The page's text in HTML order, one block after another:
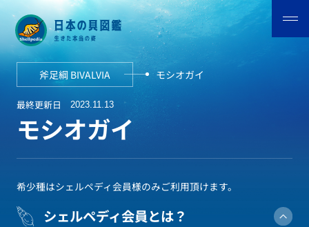
斧足綱 BIVALVIA モシオガイ
最終更新日 2023.11.13
モシオガイ
希少種はシェルペディ会員様のみご利用頂けます。
シェルペディ会員とは？